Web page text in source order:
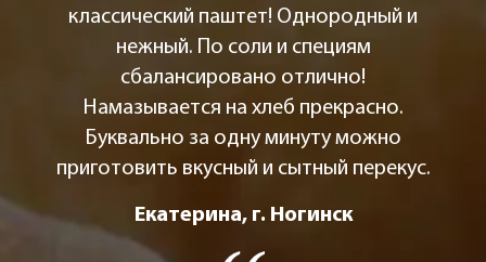
классический паштет! Однородный и
нежный. По соли и специям
сбалансировано отлично!
Намазывается на хлеб прекрасно.
Буквально за одну минуту можно
приготовить вкусный и сытный перекус.
Екатерина, г. Ногинск